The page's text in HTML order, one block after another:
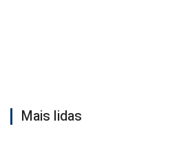
Mais lidas